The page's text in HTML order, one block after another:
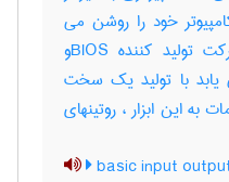
خود را روشن می
سازید ، پیام حق التألیف شرکت تولید کننده BIOSو
با تولید یک سخت
به این ابزار ، روتینهای
basic input